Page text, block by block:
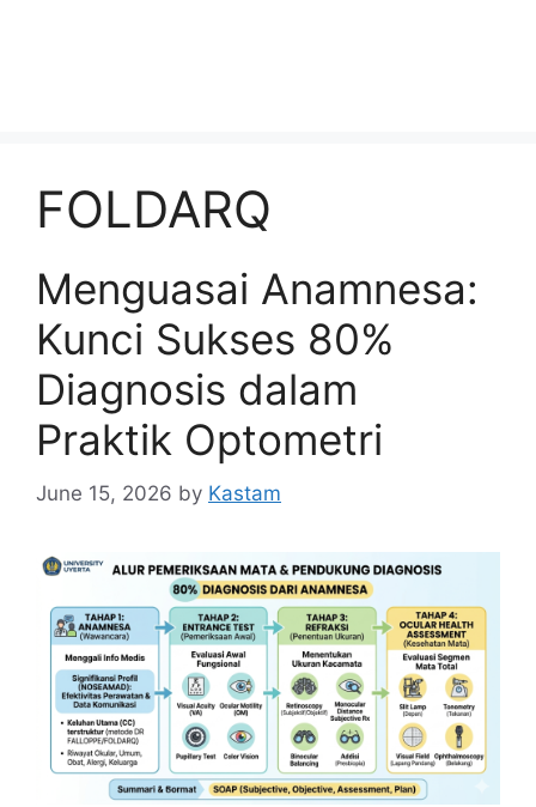
FOLDARQ
Menguasai Anamnesa:
Kunci Sukses 80%
Diagnosis dalam
Praktik Optometri
June 15, 2026 by Kastam